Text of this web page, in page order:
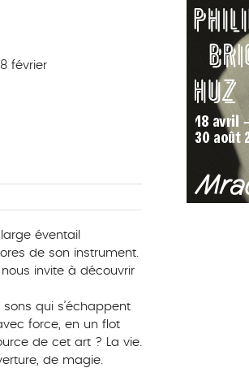
février
éventail
de son instrument.
invite à découvrir
qui s’échappent
force, en un flot
de cet art ? La vie.
de magie.